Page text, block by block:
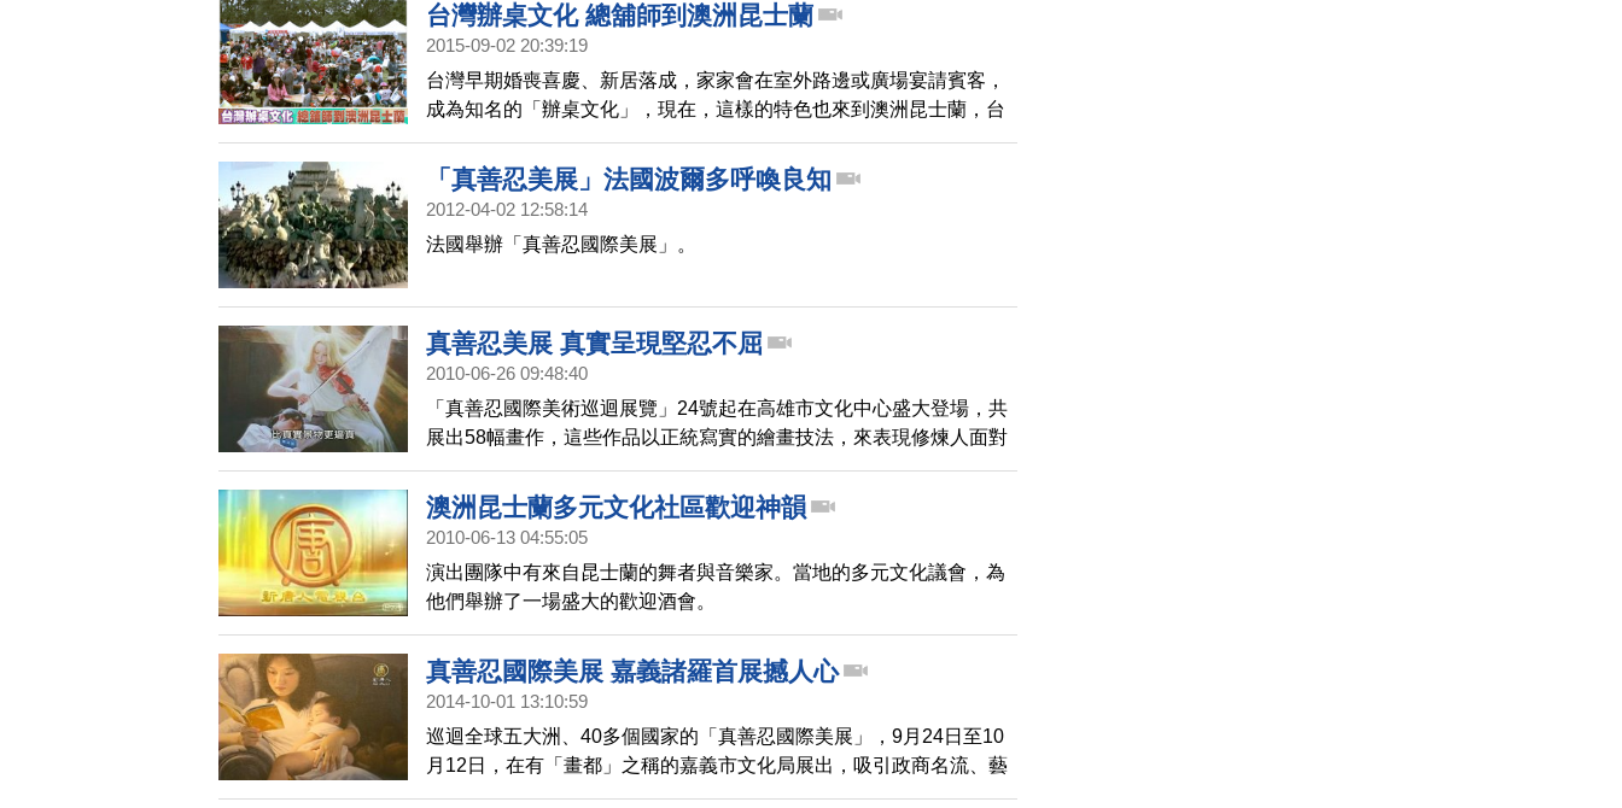
台灣辦桌文化 總舖師到澳洲昆士蘭
2015-09-02 20:39:19
台灣早期婚喪喜慶、新居落成，家家會在室外路邊或廣場宴請賓客，
成為知名的「辦桌文化」，現在，這樣的特色也來到澳洲昆士蘭，台
灣總舖師一展廚藝，讓許多澳洲嘉賓大為讚歎。
「真善忍美展」法國波爾多呼喚良知
2012-04-02 12:58:14
法國舉辦「真善忍國際美展」。
,「真善忍美展」法國波爾多呼喚良知
真善忍美展 真實呈現堅忍不屈
2010-06-26 09:48:40
「真善忍國際美術巡迴展覽」24號起在高雄市文化中心盛大登場，共
展出58幅畫作，這些作品以正統寫實的繪畫技法，來表現修煉人面對
迫害，堅忍不屈，用生命實踐“真善忍”的歷程。
澳洲昆士蘭多元文化社區歡迎神韻
2010-06-13 04:55:05
演出團隊中有來自昆士蘭的舞者與音樂家。當地的多元文化議會，為
他們舉辦了一場盛大的歡迎酒會。
真善忍國際美展 嘉義諸羅首展撼人心
2014-10-01 13:10:59
巡迴全球五大洲、40多個國家的「真善忍國際美展」，9月24日至10
月12日，在有「畫都」之稱的嘉義市文化局展出，吸引政商名流、藝
術家和教育界人士，慕名而來。